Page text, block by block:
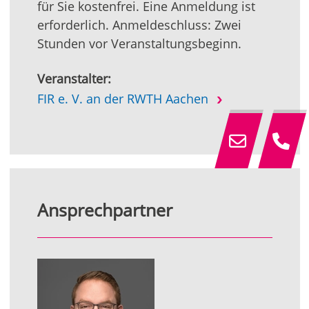
für Sie kostenfrei. Eine Anmeldung ist
erforderlich. Anmeldeschluss: Zwei
Stunden vor Veranstaltungsbeginn.
Veranstalter:
FIR e. V. an der RWTH Aachen
Ansprechpartner